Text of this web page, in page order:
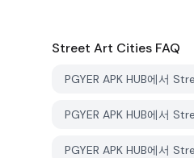
Street Art Cities FAQ
PGYER APK HUB에서
PGYER APK HUB에서
PGYER APK HUB에서